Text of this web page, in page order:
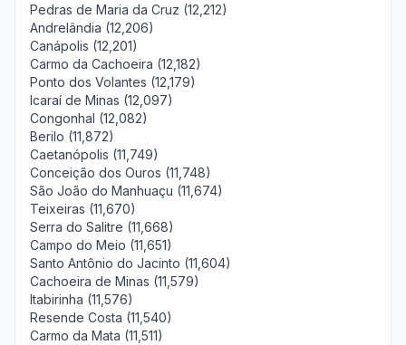
Pedras de Maria da Cruz (12,212)
Andrelândia (12,206)
Canápolis (12,201)
Carmo da Cachoeira (12,182)
Ponto dos Volantes (12,179)
Icaraí de Minas (12,097)
Congonhal (12,082)
Berilo (11,872)
Caetanópolis (11,749)
Conceição dos Ouros (11,748)
São João do Manhuaçu (11,674)
Teixeiras (11,670)
Serra do Salitre (11,668)
Campo do Meio (11,651)
Santo Antônio do Jacinto (11,604)
Cachoeira de Minas (11,579)
Itabirinha (11,576)
Resende Costa (11,540)
Carmo da Mata (11,511)